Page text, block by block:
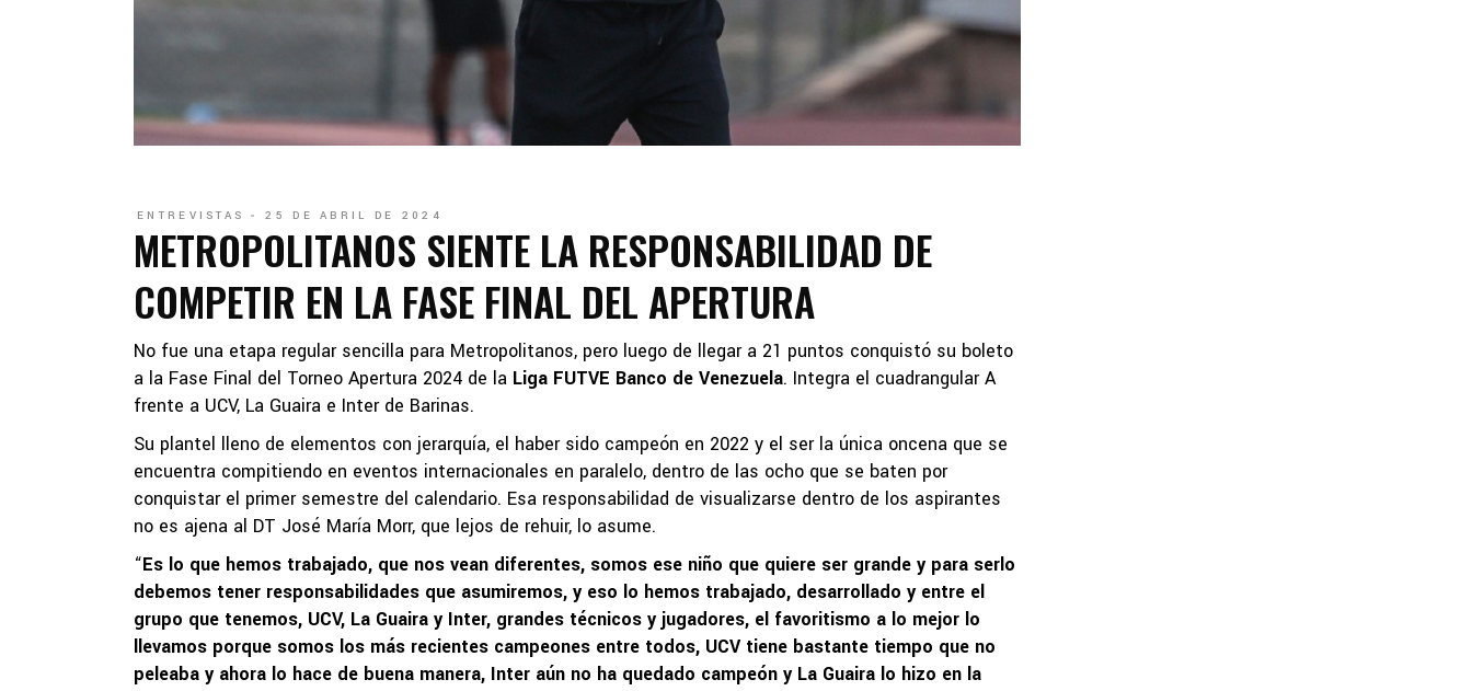
ENTREVISTAS 25 DE ABRIL DE 2024
METROPOLITANOS SIENTE LA RESPONSABILIDAD DE
COMPETIR EN LA FASE FINAL DEL APERTURA
No fue una etapa regular sencilla para Metropolitanos, pero luego de llegar a 21 puntos conquistó su boleto
a la Fase Final del Torneo Apertura 2024 de la Liga FUTVE Banco de Venezuela. Integra el cuadrangular A
frente a UCV, La Guaira e Inter de Barinas.
Su plantel lleno de elementos con jerarquía, el haber sido campeón en 2022 y el ser la única oncena que se
encuentra compitiendo en eventos internacionales en paralelo, dentro de las ocho que se baten por
conquistar el primer semestre del calendario. Esa responsabilidad de visualizarse dentro de los aspirantes
no es ajena al DT José María Morr, que lejos de rehuir, lo asume.
“Es lo que hemos trabajado, que nos vean diferentes, somos ese niño que quiere ser grande y para serlo
debemos tener responsabilidades que asumiremos, y eso lo hemos trabajado, desarrollado y entre el
grupo que tenemos, UCV, La Guaira y Inter, grandes técnicos y jugadores, el favoritismo a lo mejor lo
llevamos porque somos los más recientes campeones entre todos, UCV tiene bastante tiempo que no
peleaba y ahora lo hace de buena manera, Inter aún no ha quedado campeón y La Guaira lo hizo en la